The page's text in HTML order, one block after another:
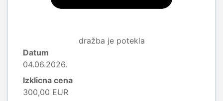
dražba je potekla
Datum
04.06.2026.
Izklicna cena
300,00 EUR